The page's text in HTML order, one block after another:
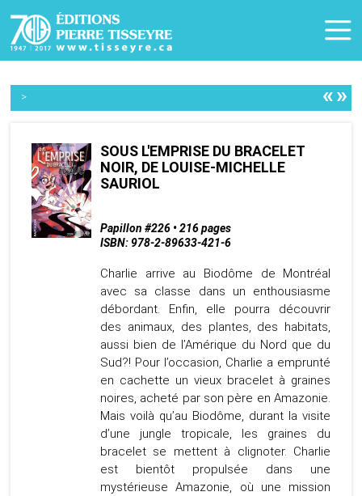
> «»
SOUS L'EMPRISE DU BRACELET
NOIR, DE LOUISE-MICHELLE
SAURIOL
Papillon #226 • 216 pages
ISBN: 978-2-89633-421-6
Charlie arrive au Biodôme de Montréal
avec sa classe dans un enthousiasme
débordant. Enfin, elle pourra découvrir
des animaux, des plantes, des habitats,
aussi bien de l’Amérique du Nord que du
Sud?! Pour l’occasion, Charlie a emprunté
en cachette un vieux bracelet à graines
noires, acheté par son père en Amazonie.
Mais voilà qu’au Biodôme, durant la visite
d’une jungle tropicale, les graines du
bracelet se mettent à clignoter. Charlie
est bientôt propulsée dans une
mystérieuse Amazonie, où une mission